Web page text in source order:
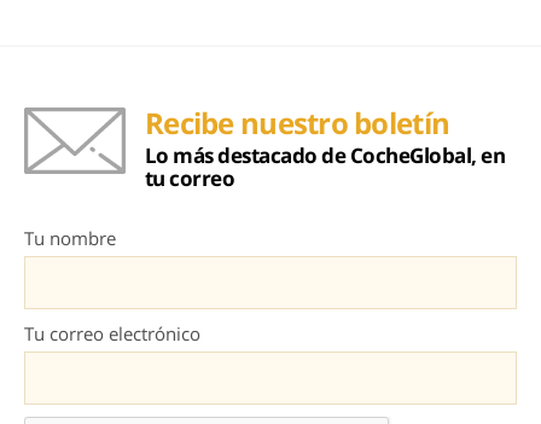
Recibe nuestro boletín
Lo más destacado de CocheGlobal, en
tu correo
Tu nombre
Tu correo electrónico